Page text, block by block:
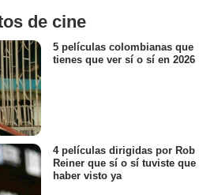
de cine
5 películas colombianas que
tienes que ver sí o sí en 2026
4 películas dirigidas por Rob
Reiner que sí o sí tuviste que
haber visto ya